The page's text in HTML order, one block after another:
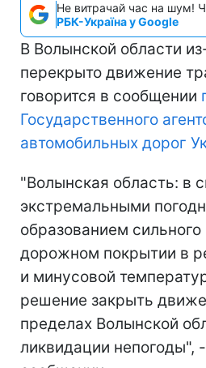
Не витрачай час на шум!
РБК-Україна у Google
В Волынской области
перекрыто движение
говорится в сообщении
Государственного
автомобильных дорог
"Волынская область: в
экстремальными
образованием сильного
дорожном покрытии в
и минусовой
решение закрыть
пределах Волынской
ликвидации непогоды",